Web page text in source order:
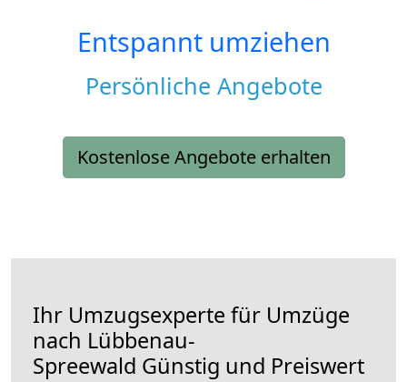
Entspannt umziehen
Persönliche Angebote
Kostenlose Angebote erhalten
Ihr Umzugsexperte für Umzüge
nach Lübbenau-
Spreewald Günstig und Preiswert